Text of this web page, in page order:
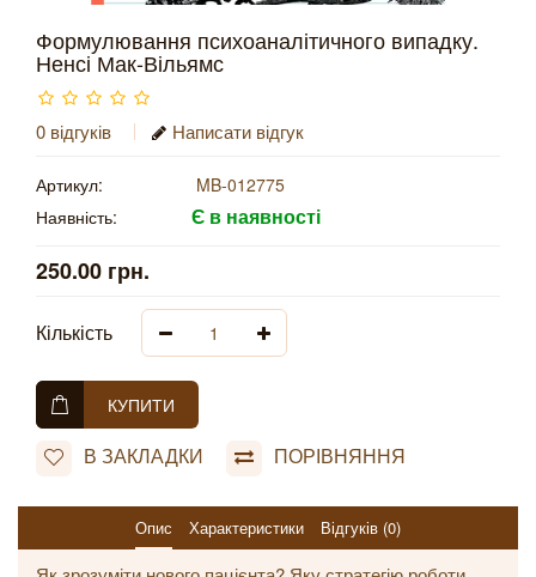
Формулювання психоаналітичного випадку.
Ненсі Мак-Вільямс
0 відгуків Написати відгук
Артикул:
MB-012775
Наявність:
Є в наявності
250.00 грн.
Кількість
КУПИТИ
В ЗАКЛАДКИ ПОРІВНЯННЯ
Опис Характеристики Відгуків (0)